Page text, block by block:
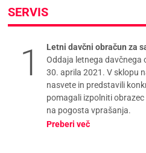
SERVIS
Letni davčni obračun za
Oddaja letnega davčnega
30. aprila 2021. V sklopu
nasvete in predstavili
pomagali izpolniti
na pogosta vprašanja.
Preberi več